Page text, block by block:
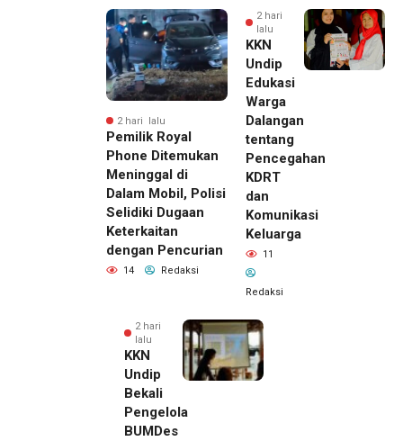
2 hari lalu
Pemilik Royal
Phone Ditemukan
Meninggal di
Dalam Mobil, Polisi
Selidiki Dugaan
Keterkaitan
dengan Pencurian
14 Redaksi
2 hari
lalu
KKN
Undip
Edukasi
Warga
Dalangan
tentang
Pencegahan
KDRT
dan
Komunikasi
Keluarga
11
Redaksi
2 hari
lalu
KKN
Undip
Bekali
Pengelola
BUMDes